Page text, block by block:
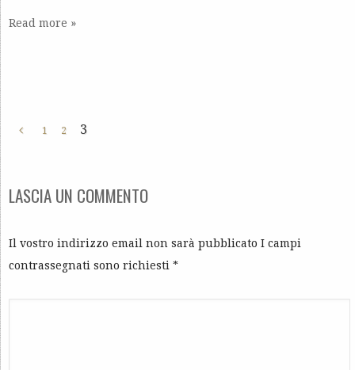
Read more »
1 2 3
LASCIA UN COMMENTO
Il vostro indirizzo email non sarà pubblicato I campi
contrassegnati sono richiesti *